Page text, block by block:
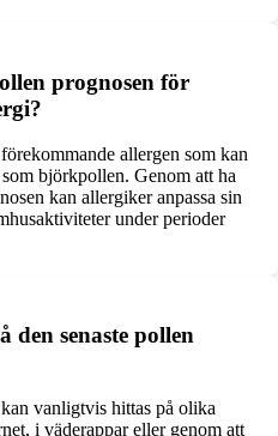
prognosen för
allergen som kan
björkpollen. Genom att ha
kan allergiker anpassa sin
under perioder
senaste pollen
vanligtvis hittas på olika
i väderappar eller genom att